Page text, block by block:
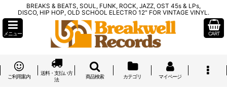
BREAKS & BEATS, SOUL, FUNK, ROCK, JAZZ, OST 45s & LPs,
DISCO, HIP HOP, OLD SCHOOL ELECTRO 12" FOR VINTAGE VINYL.
メニュー CART
ご利用案内
送料・支払い方
法
商品検索 カテゴリ マイページ